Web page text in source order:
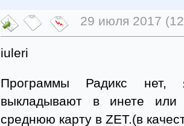
29 июля 2017
iuleri
Программы Радикс
выкладывают в инете
среднюю карту в ZET.(в